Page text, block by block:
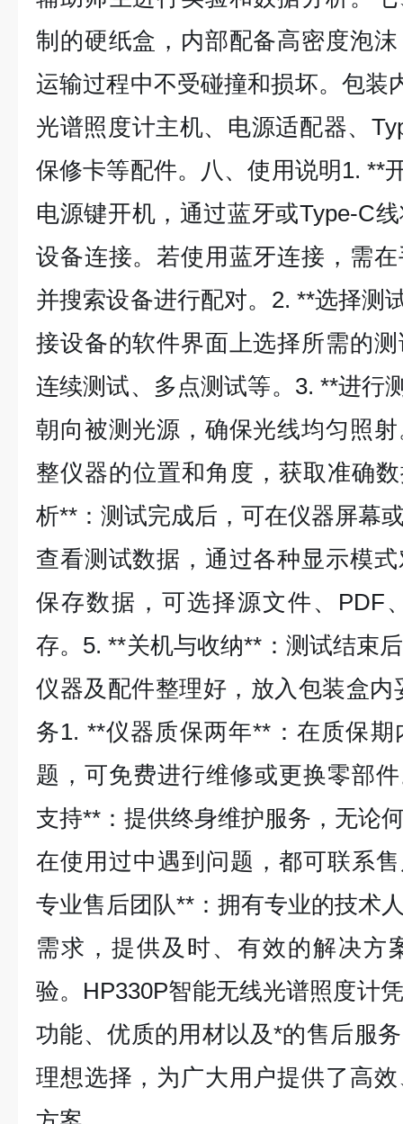
制的硬纸盒，内部配备高密度泡
运输过程中不受碰撞和损坏。包装
光谱照度计主机、电源适配器、
保修卡等配件。八、使用说明1. **
电源键开机，通过蓝牙或Type-C
设备连接。若使用蓝牙连接，需
并搜索设备进行配对。2. **选择测
接设备的软件界面上选择所需的
连续测试、多点测试等。3. **进行
朝向被测光源，确保光线均匀照
整仪器的位置和角度，获取准确
析**：测试完成后，可在仪器屏幕
查看测试数据，通过各种显示模
保存数据，可选择源文件、PDF
存。5. **关机与收纳**：测试结束
仪器及配件整理好，放入包装盒
务1. **仪器质保两年**：在质保
题，可免费进行维修或更换零部
支持**：提供终身维护服务，无论
在使用过中遇到问题，都可联系
专业售后团队**：拥有专业的技术
需求，提供及时、有效的解决方
验。HP330P智能无线光谱照度计
功能、优质的用材以及*的售后服
理想选择，为广大用户提供了高